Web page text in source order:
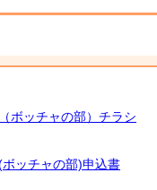
ボッチャの部）チラシ
ッチャの部)申込書